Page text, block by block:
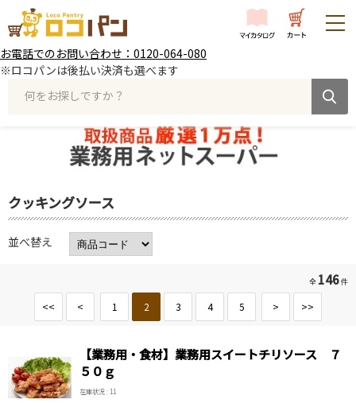
お電話でのお問い合わせ：0120-064-080
※ロコパンは後払い決済も選べます
何をお探しですか？
クッキングソース
並べ替え
全 146件
<< < 1 2 3 4 5 > >>
【業務用・食材】業務用スイートチリソース ７
５０ｇ
在庫状況 : 11